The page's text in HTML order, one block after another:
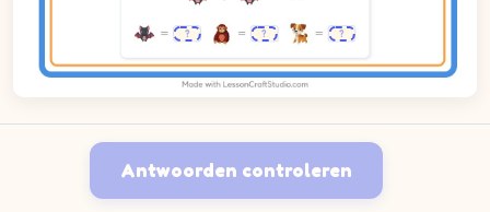
Antwoorden controleren